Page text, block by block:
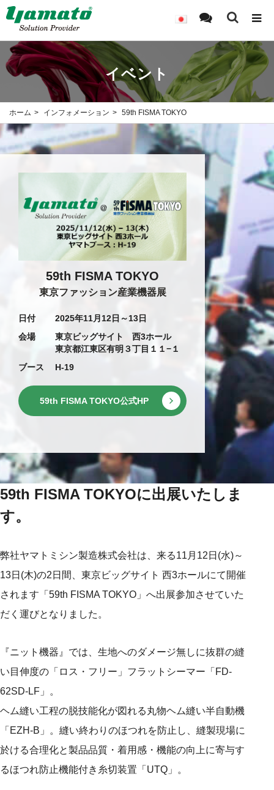
イベント
ホーム インフォメーション 59th FISMA TOKYO
59th FISMA TOKYO
東京ファッション産業機器展
日付
2025年11月12日～13日
会場
東京ビッグサイト 西3ホール
東京都江東区有明３丁目１１−１
ブース
H-19
59th FISMA TOKYO公式HP
59th FISMA TOKYOに出展いたしま
す。
弊社ヤマトミシン製造株式会社は、来る11月12日(水)～
13日(木)の2日間、東京ビッグサイト 西3ホールにて開催
されます「59th FISMA TOKYO」へ出展参加させていた
だく運びとなりました。
『ニット機器』では、生地へのダメージ無しに抜群の縫
い目伸度の「ロス・フリー」フラットシーマー「FD-
62SD-LF」。
ヘム縫い工程の脱技能化が図れる丸物ヘム縫い半自動機
「EZH-B」。縫い終わりのほつれを防止し、縫製現場に
於ける合理化と製品品質・着用感・機能の向上に寄与す
るほつれ防止機能付き糸切装置「UTQ」。